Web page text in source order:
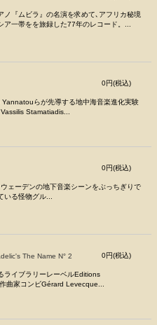
ノ『ムビラ』の名演を求めて､アフリカ秘境
一帯をを旅録した77年のレコード。...
0円(税込)
らが先導する地中海音楽進化実験
Stamatiadis...
0円(税込)
ェーデンの地下音楽シーンをぶっちぎりで
る怪物グル...
The Name N° 2 0円(税込)
ライブラリーレーベルEditions
曲家コンビGérard Levecque...